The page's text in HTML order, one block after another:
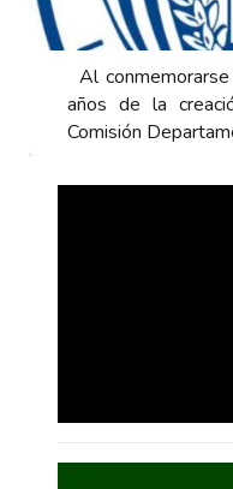
Al
años de la
Comisión